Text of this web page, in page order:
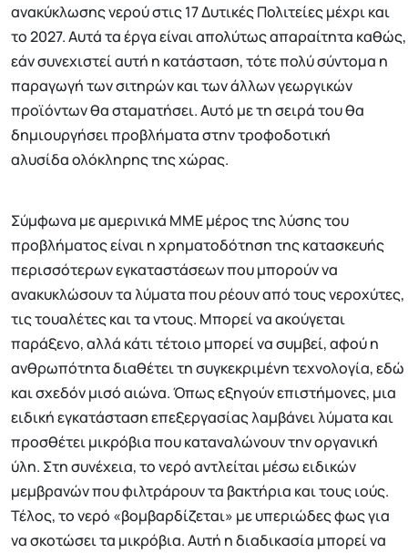
ανακύκλωσης νερού στις 17 Δυτικές Πολιτείες μέχρι και
το 2027. Αυτά τα έργα είναι απολύτως απαραίτητα καθώς,
εάν συνεχιστεί αυτή η κατάσταση, τότε πολύ σύντομα η
παραγωγή των σιτηρών και των άλλων γεωργικών
προϊόντων θα σταματήσει. Αυτό με τη σειρά του θα
δημιουργήσει προβλήματα στην τροφοδοτική
αλυσίδα ολόκληρης της χώρας.
Σύμφωνα με αμερινικά ΜΜΕ μέρος της λύσης του
προβλήματος είναι η χρηματοδότηση της κατασκευής
περισσότερων εγκαταστάσεων που μπορούν να
ανακυκλώσουν τα λύματα που ρέουν από τους νεροχύτες,
τις τουαλέτες και τα ντους. Μπορεί να ακούγεται
παράξενο, αλλά κάτι τέτοιο μπορεί να συμβεί, αφού η
ανθρωπότητα διαθέτει τη συγκεκριμένη τεχνολογία, εδώ
και σχεδόν μισό αιώνα. Όπως εξηγούν επιστήμονες, μια
ειδική εγκατάσταση επεξεργασίας λαμβάνει λύματα και
προσθέτει μικρόβια που καταναλώνουν την οργανική
ύλη. Στη συνέχεια, το νερό αντλείται μέσω ειδικών
μεμβρανών που φιλτράρουν τα βακτήρια και τους ιούς.
Τέλος, το νερό «βομβαρδίζεται» με υπεριώδες φως για
να σκοτώσει τα μικρόβια. Αυτή η διαδικασία μπορεί να